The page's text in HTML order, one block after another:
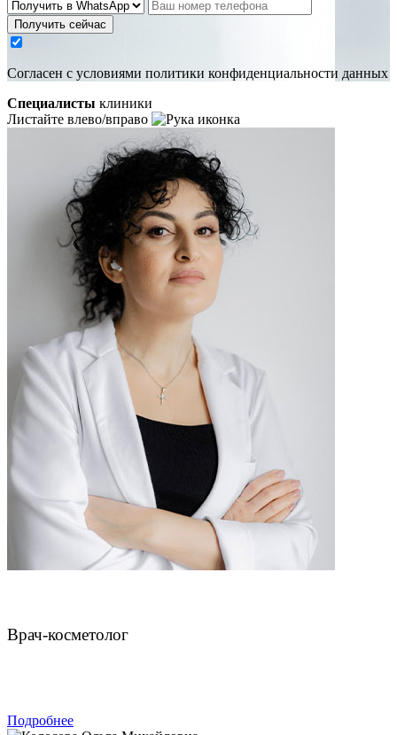
Получить сейчас
Cогласен с условиями политики конфиденциальности данных
Специалисты клиники
Листайте влево/вправо
Врач-косметолог
Подробнее